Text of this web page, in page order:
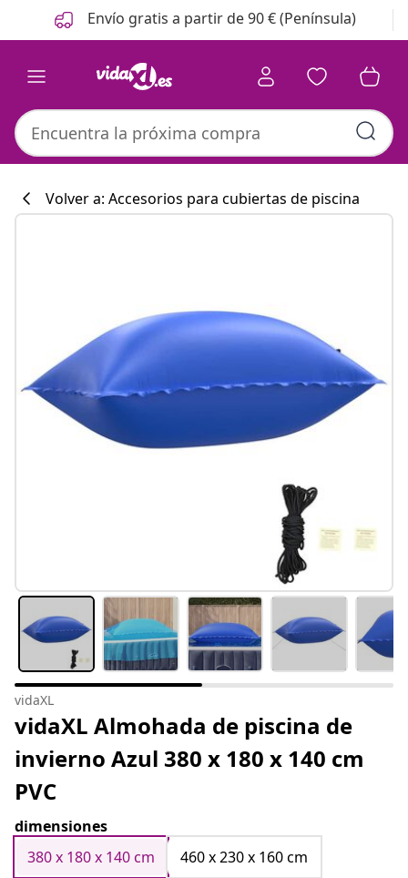
Anterior
Siguiente Envío gratis a partir de 90 € (Península)
#sharemevidaxl
Volver a: Accesorios para cubiertas de piscina
vidaXL
vidaXL Almohada de piscina de
invierno Azul 380 x 180 x 140 cm
PVC
dimensiones
380 x 180 x 140 cm
460 x 230 x 160 cm